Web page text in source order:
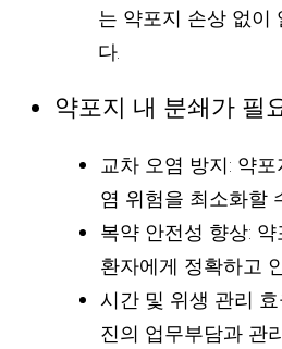
는 약포지 손상 없이
다.
약포지 내 분쇄가 필
교차 오염 방지: 약
염 위험을 최소화할
복약 안전성 향상:
환자에게 정확하고
시간 및 위생 관리
진의 업무부담과 관